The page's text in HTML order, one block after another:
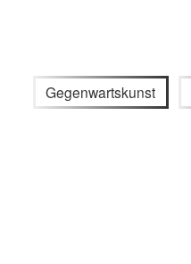
Gegenwartskunst